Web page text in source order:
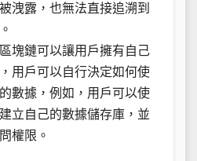
洩露，也無法直接追溯到
區塊鏈可以讓用戶擁有自己
用戶可以自行決定如何使
數據，例如，用戶可以使
立自己的數據儲存庫，並
權限。